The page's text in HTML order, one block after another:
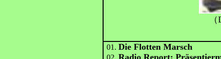
01.Die Flotten Marsch
02.Radio Report: